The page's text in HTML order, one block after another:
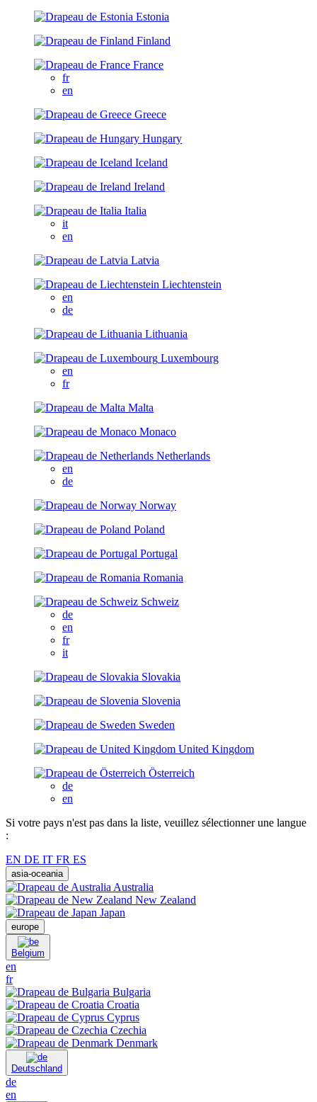
Estonia
Finland
France
fr
en
Greece
Hungary
Iceland
Ireland
Italia
it
en
Latvia
Liechtenstein
en
de
Lithuania
Luxembourg
en
fr
Malta
Monaco
Netherlands
en
de
Norway
Poland
Portugal
Romania
Schweiz
de
en
fr
it
Slovakia
Slovenia
Sweden
United Kingdom
Österreich
de
en
Si votre pays n'est pas dans la liste, veuillez sélectionner une langue
:
EN DE IT FR ES
asia-oceania
Australia
New Zealand
Japan
europe
Belgium
en
fr
Bulgaria
Croatia
Cyprus
Czechia
Denmark
Deutschland
de
en